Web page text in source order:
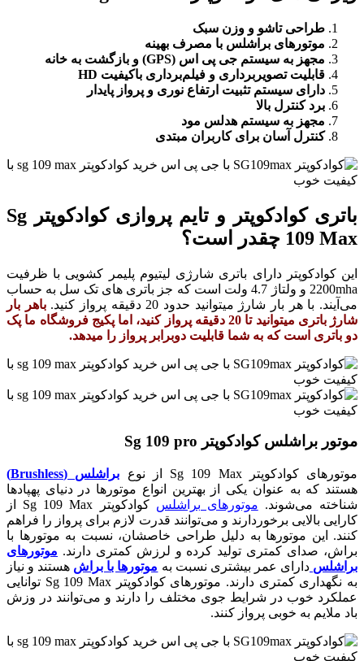
طراحی تاشو و وزن سبک
موتورهای براشلس با مصرف بهینه
مجهز به سیستم جی پی اس (GPS) و بازگشت به خانه
قابلیت تصویربرداری و فیلم‌برداری باکیفیت HD
دارای سیستم تثبیت ارتفاع نوری و پرواز پایدار
برد کنترل بالا
مجهز به سیستم هدلس مود
کنترل آسان برای کاربران مبتدی
باتری کوادکوپتر و تایم پروازی کوادکوپتر Sg
109 Max چقدر است؟
این کوادکوپتر دارای باتری شارژی لیتیوم پلیمر کشویی با ظرفیت
2200mha و ولتاژ 4.7 ولت است که جز باتری های تک سل به حساب
می‌آیند. با هر بار شارژ میتوانید حدود 20 دقیقه پرواز کنید.
باهر بار
شارژ باتری میتوانید تا 20 دقیقه پرواز کنید، اما پکیج فروشگاه ما پک
دو باتری است که به شما قابلیت دوبرابر پرواز را میدهد.
موتور براشلس کوادکوپتر Sg 109 pro
موتورهای کوادکوپتر Sg 109 Max از نوع
براشلس (Brushless)
هستند که به عنوان یکی از بهترین انواع موتورها در دنیای پهپادها
شناخته می‌شوند. موتورهای براشلس
کوادکوپتر Sg 109 Max از
کارایی بالایی برخوردارند و می‌توانند قدرت لازم برای پرواز را فراهم
کنند. این موتورها به دلیل طراحی خاصشان، نسبت به موتورها با
براش، صدای کمتری تولید کرده و لرزش کمتری دارند. موتورهای
براشلس دارای عمر بیشتری نسبت به موتورها با براش هستند و نیاز
به نگهداری کمتری دارند. موتورهای کوادکوپتر Sg 109 Max توانایی
عملکرد خوب در شرایط جوی مختلف را دارند و می‌توانند در وزش
باد ملایم به خوبی پرواز کنند.